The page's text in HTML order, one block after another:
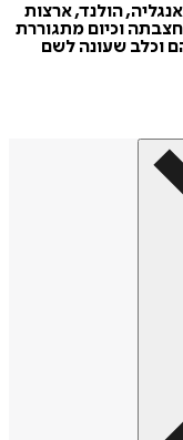
הולנד, ארצות
וכיום מתגוררת
וכלב שעונה לשם